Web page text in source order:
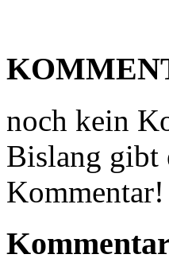
noch kein
Bislang gibt
Kommentar!